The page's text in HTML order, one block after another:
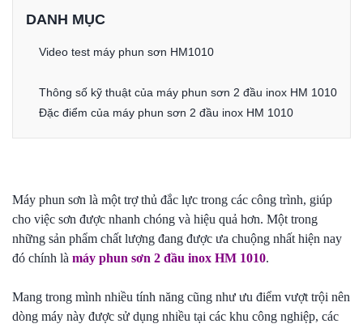
DANH MỤC
Video test máy phun sơn HM1010
Thông số kỹ thuật của máy phun sơn 2 đầu inox HM 1010
Đặc điểm của máy phun sơn 2 đầu inox HM 1010
Máy phun sơn là một trợ thủ đắc lực trong các công trình, giúp
cho việc sơn được nhanh chóng và hiệu quả hơn. Một trong
những sản phẩm chất lượng đang được ưa chuộng nhất hiện nay
đó chính là máy phun sơn 2 đầu inox HM 1010.
Mang trong mình nhiều tính năng cũng như ưu điểm vượt trội nên
dòng máy này được sử dụng nhiều tại các khu công nghiệp, các